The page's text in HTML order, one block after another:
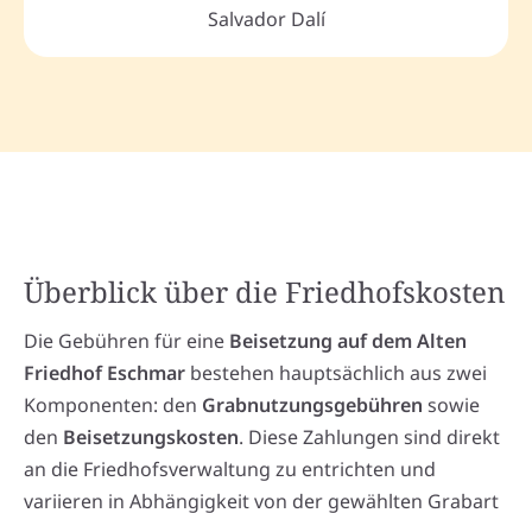
Salvador Dalí
Überblick über die Friedhofskosten
Die Gebühren für eine Beisetzung auf dem Alten
Friedhof Eschmar bestehen hauptsächlich aus zwei
Komponenten: den Grabnutzungsgebühren sowie
den Beisetzungskosten. Diese Zahlungen sind direkt
an die Friedhofsverwaltung zu entrichten und
variieren in Abhängigkeit von der gewählten Grabart